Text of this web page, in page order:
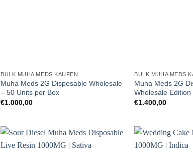
BULK MUHA MEDS KAUFEN
Muha Meds 2G Disposable Wholesale
– 50 Units per Box
€1.000,00
BULK MUHA MEDS
Muha Meds 2G
Wholesale
€1.400,00